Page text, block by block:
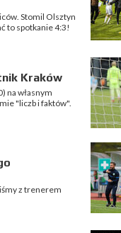
Stomil Olsztyn
to spotkanie 4:3!
Kraków
na własnym
"liczb i faktów".
z trenerem